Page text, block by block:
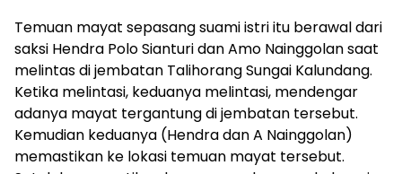
Temuan mayat sepasang suami istri itu berawal dari
saksi Hendra Polo Sianturi dan Amo Nainggolan saat
melintas di jembatan Talihorang Sungai Kalundang.
Ketika melintasi, keduanya melintasi, mendengar
adanya mayat tergantung di jembatan tersebut.
Kemudian keduanya (Hendra dan A Nainggolan)
memastikan ke lokasi temuan mayat tersebut.